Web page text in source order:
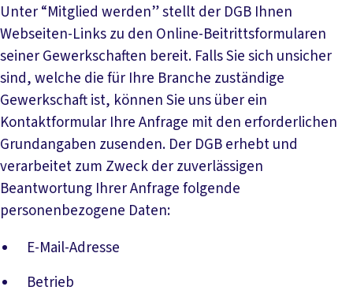
Unter “Mitglied werden” stellt der DGB Ihnen
Webseiten-Links zu den Online-Beitrittsformularen
seiner Gewerkschaften bereit. Falls Sie sich unsicher
sind, welche die für Ihre Branche zuständige
Gewerkschaft ist, können Sie uns über ein
Kontaktformular Ihre Anfrage mit den erforderlichen
Grundangaben zusenden. Der DGB erhebt und
verarbeitet zum Zweck der zuverlässigen
Beantwortung Ihrer Anfrage folgende
personenbezogene Daten:
E-Mail-Adresse
Betrieb